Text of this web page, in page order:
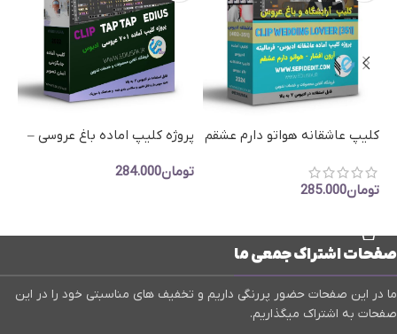
کلیپ عاشقانه هواتو دارم عشقم
تومان285.000
پروژه کلیپ اماده باغ عروسی –
تومان284.000
صفحات اشتراک جمعی ما
ما در این صفحات حضور پررنگی داریم و تخفیف های مناسبتی خود را در این
صفحات به اشتراک میگذاریم.